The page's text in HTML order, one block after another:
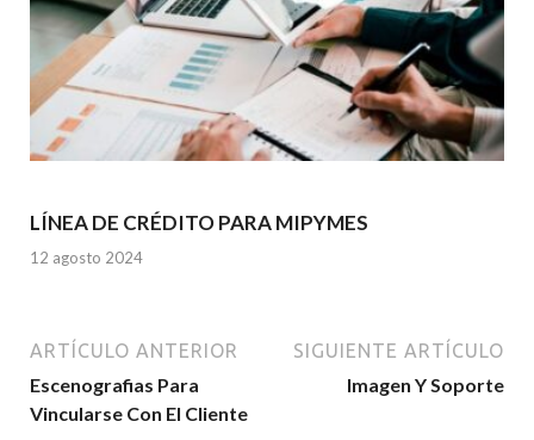
LÍNEA DE CRÉDITO PARA MIPYMES
12 agosto 2024
ARTÍCULO ANTERIOR
Escenografias Para
Vincularse Con El Cliente
SIGUIENTE ARTÍCULO
Imagen Y Soporte